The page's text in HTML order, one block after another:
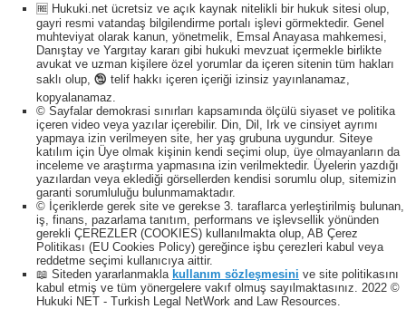
🆓 Hukuki.net ücretsiz ve açık kaynak nitelikli bir hukuk sitesi olup,
gayri resmi vatandaş bilgilendirme portalı işlevi görmektedir. Genel
muhteviyat olarak kanun, yönetmelik, Emsal Anayasa mahkemesi,
Danıştay ve Yargıtay kararı gibi hukuki mevzuat içermekle birlikte
avukat ve uzman kişilere özel yorumlar da içeren sitenin tüm hakları
saklı olup, 🕲 telif hakkı içeren içeriği izinsiz yayınlanamaz,
kopyalanamaz.
© Sayfalar demokrasi sınırları kapsamında ölçülü siyaset ve politika
içeren video veya yazılar içerebilir. Din, Dil, Irk ve cinsiyet ayrımı
yapmaya izin verilmeyen site, her yaş grubuna uygundur. Siteye
katılım için Üye olmak kişinin kendi seçimi olup, üye olmayanların da
inceleme ve araştırma yapmasına izin verilmektedir. Üyelerin yazdığı
yazılardan veya eklediği görsellerden kendisi sorumlu olup, sitemizin
garanti sorumluluğu bulunmamaktadır.
© İçeriklerde gerek site ve gerekse 3. taraflarca yerleştirilmiş bulunan,
iş, finans, pazarlama tanıtım, performans ve işlevsellik yönünden
gerekli ÇEREZLER (COOKIES) kullanılmakta olup, AB Çerez
Politikası (EU Cookies Policy) gereğince işbu çerezleri kabul veya
reddetme seçimi kullanıcıya aittir.
📖 Siteden yararlanmakla kullanım sözleşmesini ve site politikasını
kabul etmiş ve tüm yönergelere vakıf olmuş sayılmaktasınız. 2022 ©
Hukuki NET - Turkish Legal NetWork and Law Resources.